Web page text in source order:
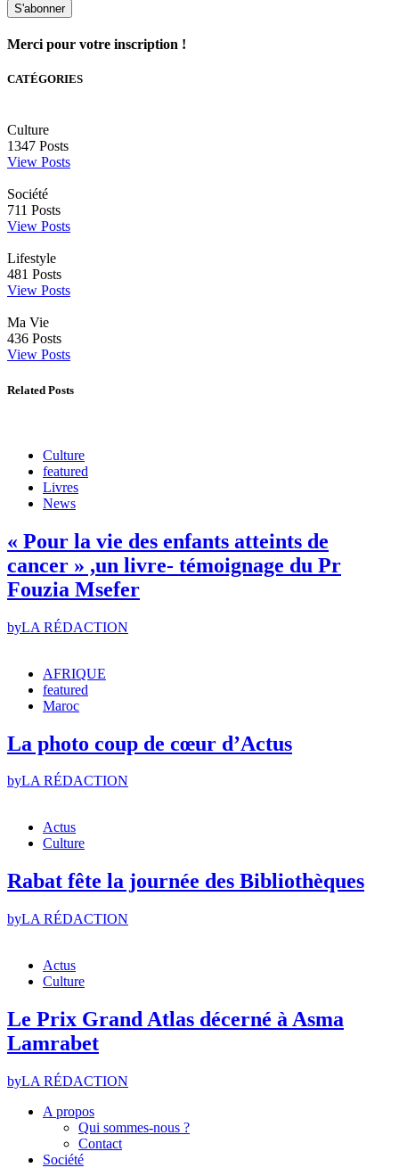
S'abonner
Merci pour votre inscription !
CATÉGORIES
Culture
1347 Posts
View Posts
Société
711 Posts
View Posts
Lifestyle
481 Posts
View Posts
Ma Vie
436 Posts
View Posts
Related Posts
Culture
featured
Livres
News
« Pour la vie des enfants atteints de
cancer » ,un livre- témoignage du Pr
Fouzia Msefer
byLA RÉDACTION
AFRIQUE
featured
Maroc
La photo coup de cœur d’Actus
byLA RÉDACTION
Actus
Culture
Rabat fête la journée des Bibliothèques
byLA RÉDACTION
Actus
Culture
Le Prix Grand Atlas décerné à Asma
Lamrabet
byLA RÉDACTION
A propos
Qui sommes-nous ?
Contact
Société